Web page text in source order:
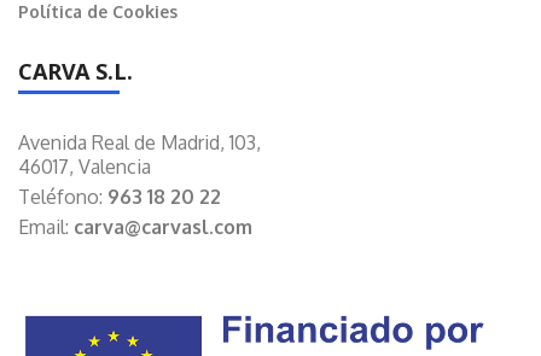
Política de Cookies
CARVA S.L.
Avenida Real de Madrid, 103,
46017, Valencia
Teléfono: 963 18 20 22
Email: carva@carvasl.com